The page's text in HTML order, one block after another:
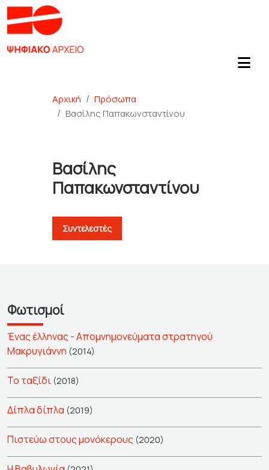
Αρχική
Πρόσωπα
Βασίλης Παπακωνσταντίνου
Βασίλης
Παπακωνσταντίνου
Συντελεστές
Φωτισμοί
Ένας έλληνας - Απομνημονεύματα στρατηγού
Μακρυγιάννη (2014)
Το ταξίδι (2018)
Δίπλα δίπλα (2019)
Πιστεύω στους μονόκερους (2020)